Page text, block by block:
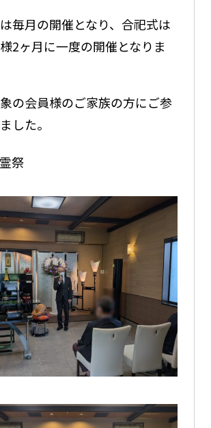
毎月の開催となり、合祀式は
2ヶ月に一度の開催となりま
の会員様のご家族の方にご参
した。
祭